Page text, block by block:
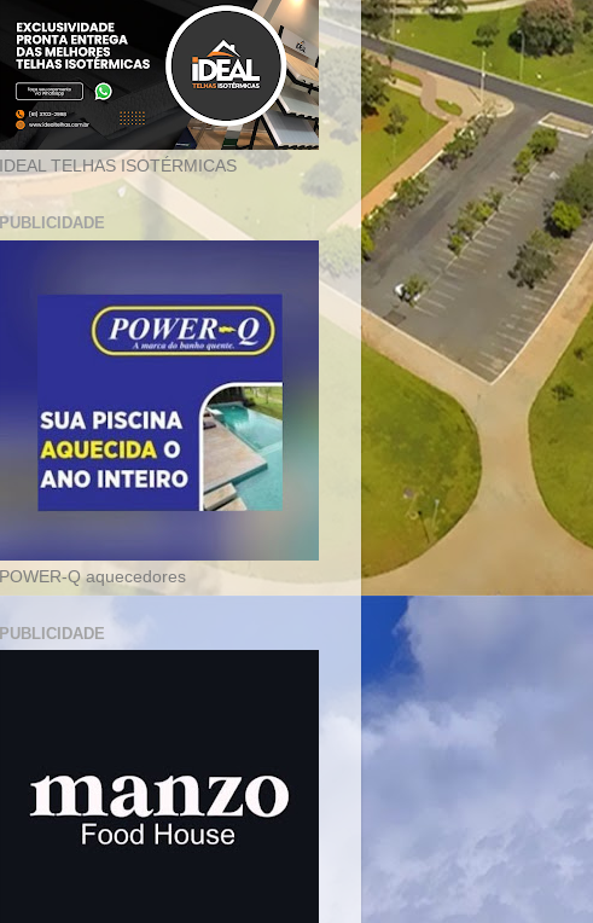
IDEAL TELHAS ISOTÉRMICAS
PUBLICIDADE
POWER-Q aquecedores
PUBLICIDADE